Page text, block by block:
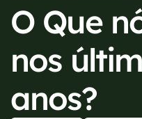
O Que
nos
anos?